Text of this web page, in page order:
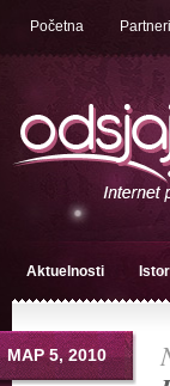
Početna Partneri
Aktuelnosti
МАР 5, 2010